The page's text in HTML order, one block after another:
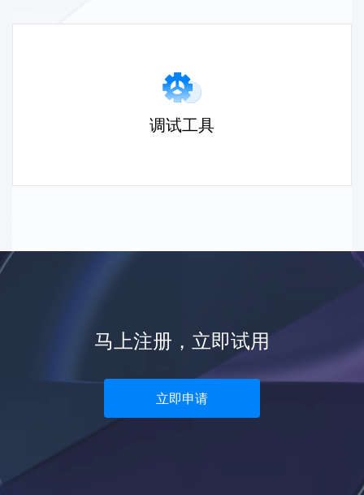
调试工具
马上注册，立即试用
立即申请